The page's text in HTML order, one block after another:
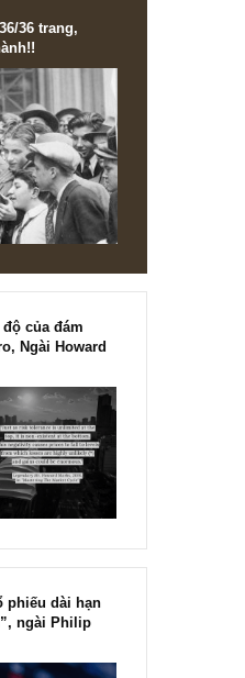
tăng mạnh nên anh cảm
thành công, nhất thiết phải:
hai, khác biệt với hầu hết số
sự cô độc là tất yếu, và hơn
tính mà bất kỳ nhà đầu tư
pháp cho cá nhân anh thành
con đường của mình.
36/36 trang,
hành!!